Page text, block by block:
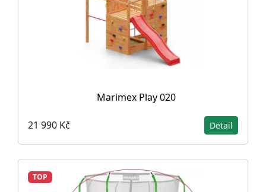
Marimex Play 020
21 990 Kč Detail
TOP